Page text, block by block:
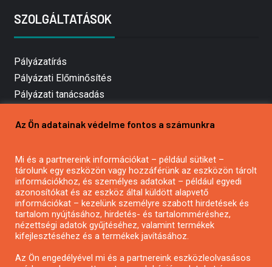
SZOLGÁLTATÁSOK
Pályázatírás
Pályázati Előminősítés
Pályázati tanácsadás
Mezőgazdasági pályázatírás
Pályázatírás civil szervezeteknek
Pályázatírás önkormányzatoknak
Pályázatfigyelés
Specifikus pályázatfigyelés vagy hírlevél
Az Ön adatainak védelme fontos a számunkra
Mi és a partnereink információkat – például sütiket –
tárolunk egy eszközön vagy hozzáférünk az eszközön tárolt
információkhoz, és személyes adatokat – például egyedi
azonosítókat és az eszköz által küldött alapvető
információkat – kezelünk személyre szabott hirdetések és
tartalom nyújtásához, hirdetés- és tartalomméréshez,
nézettségi adatok gyűjtéséhez, valamint termékek
kifejlesztéséhez és a termékek javításához.
Az Ön engedélyével mi és a partnereink eszközleolvasásos